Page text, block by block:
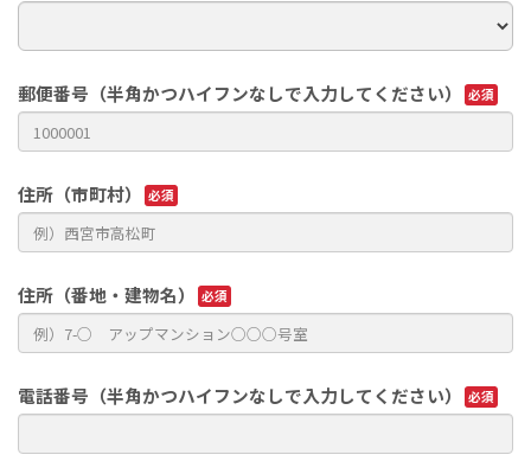
郵便番号（半角かつハイフンなしで入力してください）
住所（市町村）
住所（番地・建物名）
電話番号（半角かつハイフンなしで入力してください）